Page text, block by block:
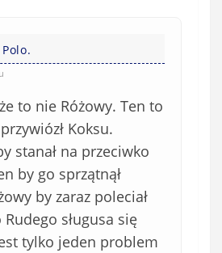
to nie Różowy. Ten to
Koksu.
stanał na przeciwko
by go sprzątnął
by zaraz poleciał
sługusa się
tylko jeden problem